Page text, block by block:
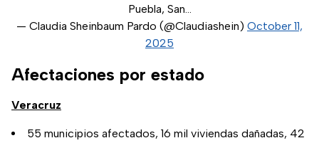
Puebla, San…
— Claudia Sheinbaum Pardo (@Claudiashein) October 11,
2025
Afectaciones por estado
Veracruz
55 municipios afectados, 16 mil viviendas dañadas, 42